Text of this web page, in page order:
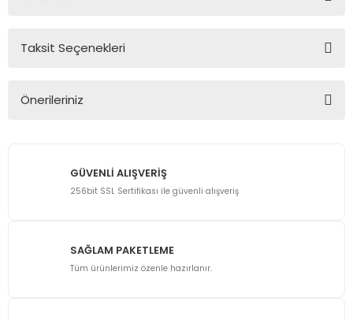
Taksit Seçenekleri
Önerileriniz
kullanarak tarafımıza iletebilirsiniz.
Görüş ve önerileriniz için teşekkür ederiz.
Ürün açıklamasında eksik bilgiler bulunuyor.
Ürün bilgilerinde hatalar bulunuyor.
GÜVENLİ ALIŞVERİŞ
256bit SSL Sertifikası ile güvenli alışveriş
SAĞLAM PAKETLEME
Tüm ürünlerimiz özenle hazırlanır.